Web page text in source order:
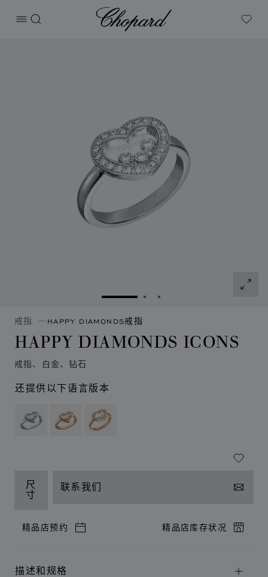
打开菜单
搜索
Chopard
My
转到幻灯片 1转到幻灯片 2
转到幻灯片 3
戒指 HAPPY DIAMONDS戒指
HAPPY DIAMONDS ICONS
戒指、白金、钻石
还提供以下语言版本
尺
寸
联系我们
精品店预约 精品店库存状况
描述和规格